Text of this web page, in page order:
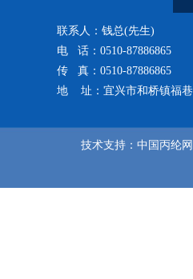
联系人：钱总(先生)
电 话：0510-87886865
传 真：0510-87886865
地 址：宜兴市和桥镇福
技术支持： 中国丙纶网